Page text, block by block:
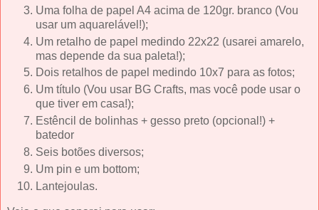
Uma folha de papel A4 acima de 120gr. branco (Vou
usar um aquarelável!);
Um retalho de papel medindo 22x22 (usarei amarelo,
mas depende da sua paleta!);
Dois retalhos de papel medindo 10x7 para as fotos;
Um título (Vou usar BG Crafts, mas você pode usar o
que tiver em casa!);
Estêncil de bolinhas + gesso preto (opcional!) +
batedor
Seis botões diversos;
Um pin e um bottom;
Lantejoulas.